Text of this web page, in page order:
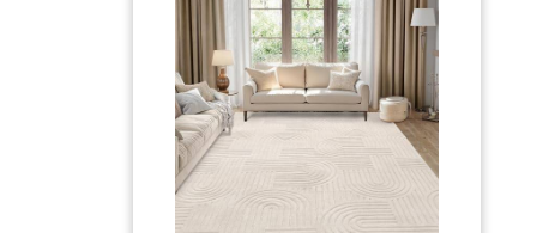
revêtement antidérapant, excellente
adhérence sur carrelage, parquet ou stratifié,
sans sous-couche supplémentaire PLUSIEURS
FORMATS DISPONIBLES : tapis rectangulaire
(120x160 cm, 160x220 cm), tapis de passage
80x150 cm ou tapis rond (Ø 120 cm, Ø 160 cm,
Ø 200 cm) pour s’adapter à tous les espaces